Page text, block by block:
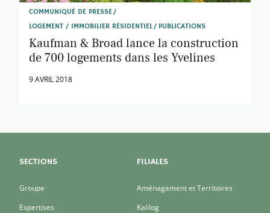
COMMUNIQUÉ DE PRESSE
LOGEMENT / IMMOBILIER RÉSIDENTIEL
PUBLICATIONS
Kaufman & Broad lance la construction
de 700 logements dans les Yvelines
9 AVRIL 2018
SECTIONS
Groupe
Expertises
FILIALES
Aménagement et Territoires
Kalilog